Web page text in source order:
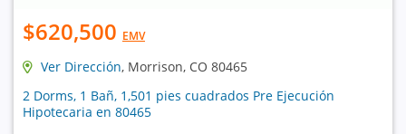
$620,500 EMV
Ver Dirección, Morrison, CO 80465
2 Dorms, 1 Bañ, 1,501 pies cuadrados Pre Ejecución
Hipotecaria en 80465